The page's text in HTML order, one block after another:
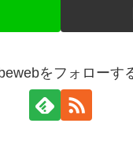
をフォローす